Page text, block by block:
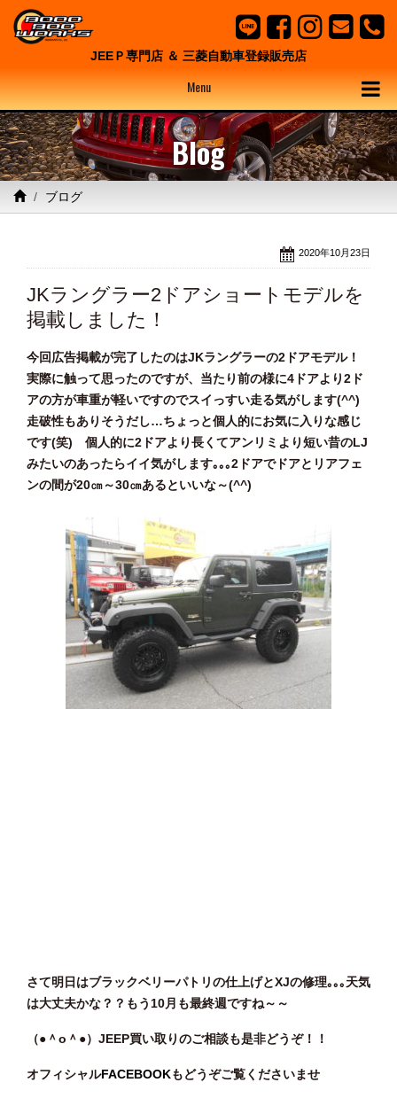
JEEＰ専門店 ＆ 三菱自動車登録販売店
Menu
Blog
ブログ
2020年10月23日
JKラングラー2ドアショートモデルを
掲載しました！
今回広告掲載が完了したのはJKラングラーの2ドアモデル！
実際に触って思ったのですが、当たり前の様に4ドアより2ド
アの方が車重が軽いですのでスイっすい走る気がします(^^)
走破性もありそうだし…ちょっと個人的にお気に入りな感じ
です(笑) 個人的に2ドアより長くてアンリミより短い昔のLJ
みたいのあったらイイ気がします｡｡｡2ドアでドアとリアフェ
ンの間が20㎝～30㎝あるといいな～(^^)
さて明日はブラックベリーパトリの仕上げとXJの修理｡｡｡天気
は大丈夫かな？？もう10月も最終週ですね～～
（●＾o ＾●）JEEP買い取りのご相談も是非どうぞ！！
オフィシャルFACEBOOKもどうぞご覧くださいませ